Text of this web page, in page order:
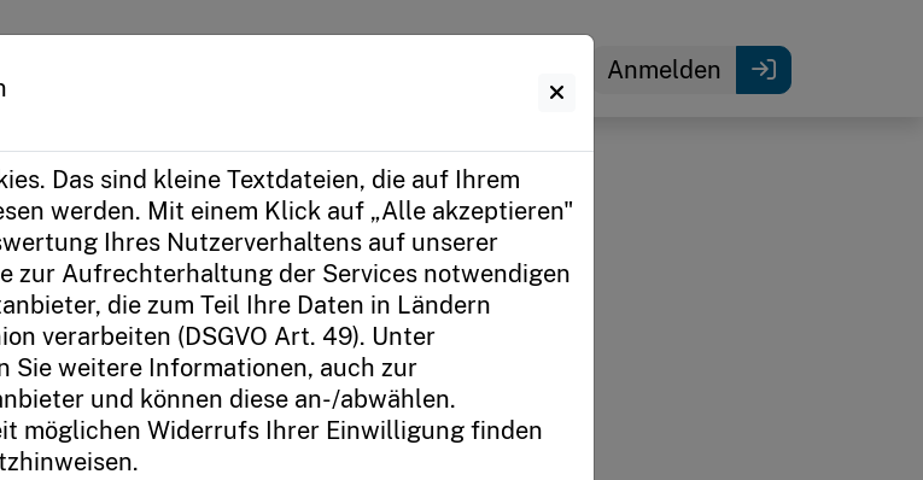
Anmelden
5 Schritte Anleitung
für sich und Ihr
Das sind kleine Textdateien, die auf Ihrem
werden. Mit einem Klick auf „Alle akzeptieren"
Ihres Nutzerverhaltens auf unserer
zur Aufrechterhaltung der Services notwendigen
die zum Teil Ihre Daten in Ländern
verarbeiten (DSGVO Art. 49). Unter
Sie weitere Informationen, auch zur
und können diese an-/abwählen.
möglichen Widerrufs Ihrer Einwilligung finden